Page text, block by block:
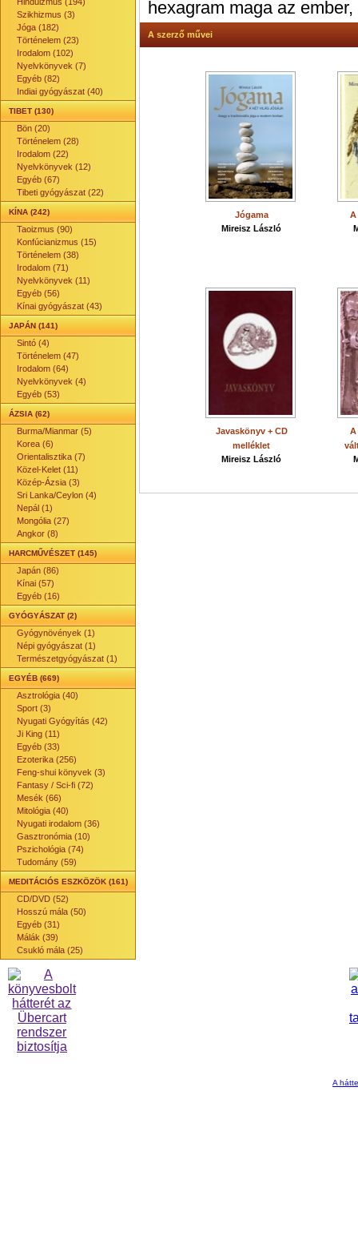
Szikhizmus (3)
Jóga (182)
Történelem (23)
Irodalom (102)
Nyelvkönyvek (7)
Egyéb (82)
Indiai gyógyászat (40)
TIBET (130)
Bön (20)
Történelem (28)
Irodalom (22)
Nyelvkönyvek (12)
Egyéb (67)
Tibeti gyógyászat (22)
KÍNA (242)
Taoizmus (90)
Konfúcianizmus (15)
Történelem (38)
Irodalom (71)
Nyelvkönyvek (11)
Egyéb (56)
Kínai gyógyászat (43)
JAPÁN (141)
Sintó (4)
Történelem (47)
Irodalom (64)
Nyelvkönyvek (4)
Egyéb (53)
ÁZSIA (62)
Burma/Mianmar (5)
Korea (6)
Orientalisztika (7)
Közel-Kelet (11)
Közép-Ázsia (3)
Sri Lanka/Ceylon (4)
Nepál (1)
Mongólia (27)
Angkor (8)
HARCMŰVÉSZET (145)
Japán (86)
Kínai (57)
Egyéb (16)
GYÓGYÁSZAT (2)
Gyógynövények (1)
Népi gyógyászat (1)
Természetgyógyászat (1)
EGYÉB (669)
Asztrológia (40)
Sport (3)
Nyugati Gyógyítás (42)
Ji King (11)
Egyéb (33)
Ezoterika (256)
Feng-shui könyvek (3)
Fantasy / Sci-fi (72)
Mesék (66)
Mitológia (40)
Nyugati irodalom (36)
Gasztronómia (10)
Pszichológia (74)
Tudomány (59)
MEDITÁCIÓS ESZKÖZÖK (161)
CD/DVD (52)
Hosszú mála (50)
Egyéb (31)
Málák (39)
Csukló mála (25)
hexagram maga az
A szerző művei
Jógama
Mireisz László
A
Javaskönyv + CD
melléklet
Mireisz László
A
A